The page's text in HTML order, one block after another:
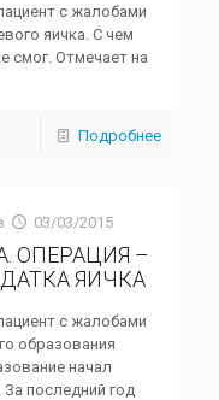
с жалобами
яичка. С чем
смог. Отмечает на
Подробнее
03/03/2015
ОПЕРАЦИЯ –
ЯИЧКА
с жалобами
образования
начал
последний год